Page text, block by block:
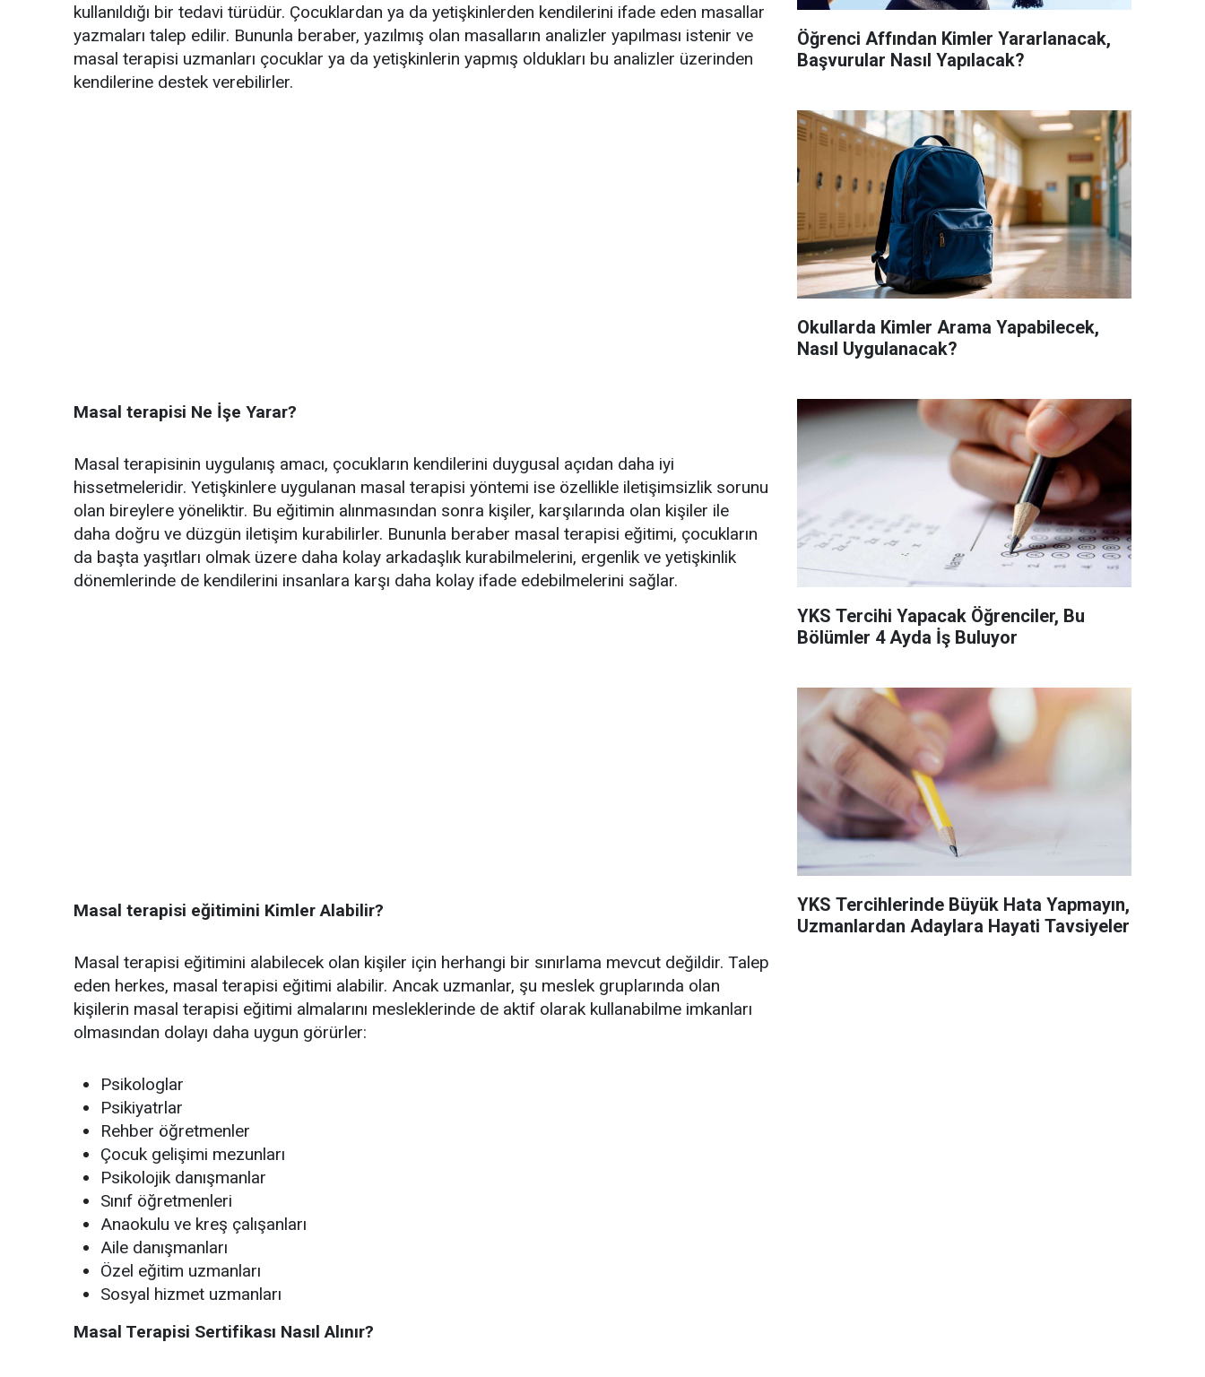
kullanıldığı bir tedavi türüdür. Çocuklardan ya da yetişkinlerden kendilerini ifade eden masallar
yazmaları talep edilir. Bununla beraber, yazılmış olan masalların analizler yapılması istenir ve
masal terapisi uzmanları çocuklar ya da yetişkinlerin yapmış oldukları bu analizler üzerinden
kendilerine destek verebilirler.
Masal terapisi Ne İşe Yarar?
Masal terapisinin uygulanış amacı, çocukların kendilerini duygusal açıdan daha iyi
hissetmeleridir. Yetişkinlere uygulanan masal terapisi yöntemi ise özellikle iletişimsizlik sorunu
olan bireylere yöneliktir. Bu eğitimin alınmasından sonra kişiler, karşılarında olan kişiler ile
daha doğru ve düzgün iletişim kurabilirler. Bununla beraber masal terapisi eğitimi, çocukların
da başta yaşıtları olmak üzere daha kolay arkadaşlık kurabilmelerini, ergenlik ve yetişkinlik
dönemlerinde de kendilerini insanlara karşı daha kolay ifade edebilmelerini sağlar.
Masal terapisi eğitimini Kimler Alabilir?
Masal terapisi eğitimini alabilecek olan kişiler için herhangi bir sınırlama mevcut değildir. Talep
eden herkes, masal terapisi eğitimi alabilir. Ancak uzmanlar, şu meslek gruplarında olan
kişilerin masal terapisi eğitimi almalarını mesleklerinde de aktif olarak kullanabilme imkanları
olmasından dolayı daha uygun görürler:
Psikologlar
Psikiyatrlar
Rehber öğretmenler
Çocuk gelişimi mezunları
Psikolojik danışmanlar
Sınıf öğretmenleri
Anaokulu ve kreş çalışanları
Aile danışmanları
Özel eğitim uzmanları
Sosyal hizmet uzmanları
Masal Terapisi Sertifikası Nasıl Alınır?
Öğrenci Affından Kimler Yararlanacak,
Başvurular Nasıl Yapılacak?
Okullarda Kimler Arama Yapabilecek,
Nasıl Uygulanacak?
YKS Tercihi Yapacak Öğrenciler, Bu
Bölümler 4 Ayda İş Buluyor
YKS Tercihlerinde Büyük Hata Yapmayın,
Uzmanlardan Adaylara Hayati Tavsiyeler